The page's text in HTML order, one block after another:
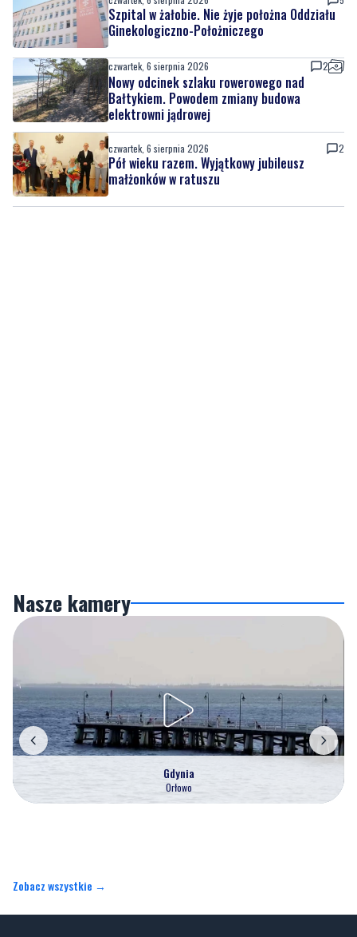
czwartek, 6 sierpnia 2026 2
Nowy odcinek szlaku rowerowego nad
Bałtykiem. Powodem zmiany budowa
elektrowni jądrowej
czwartek, 6 sierpnia 2026
Pół wieku razem. Wyjątkowy jubileusz
małżonków w ratuszu
Gdynia
Orłowo
Artykuły Informacje